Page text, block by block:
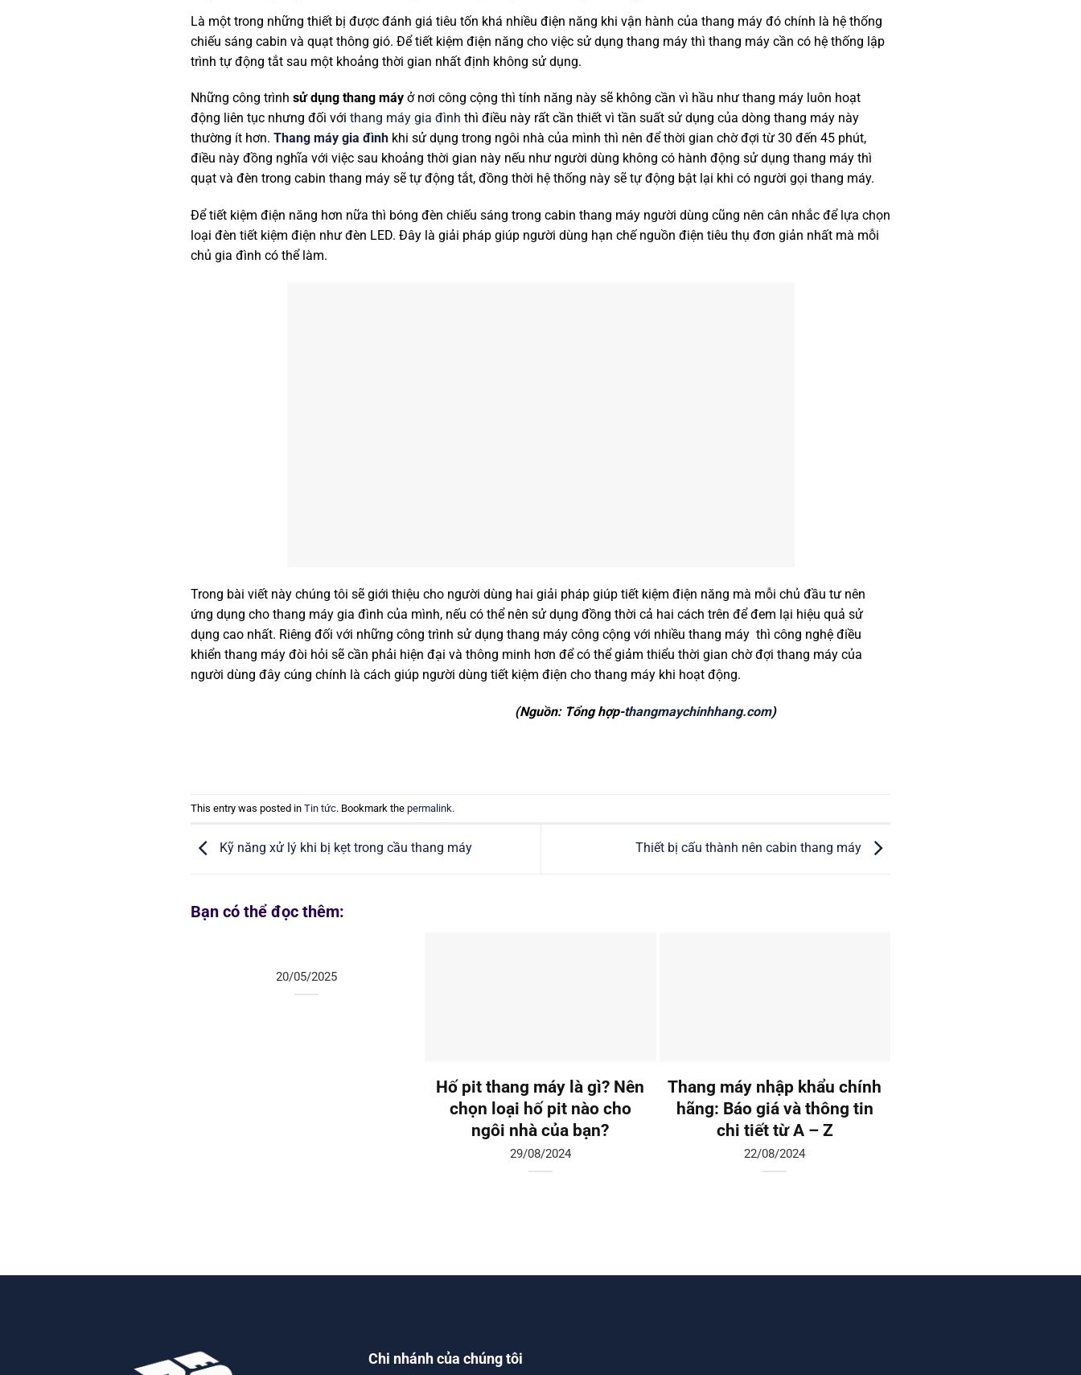
Là một trong những thiết bị được đánh giá tiêu tốn khá nhiều điện năng khi vận hành của thang máy đó chính là hệ thống
chiếu sáng cabin và quạt thông gió. Để tiết kiệm điện năng cho việc sử dụng thang máy thì thang máy cần có hệ thống lập
trình tự động tắt sau một khoảng thời gian nhất định không sử dụng.
Những công trình sử dụng thang máy ở nơi công cộng thì tính năng này sẽ không cần vì hầu như thang máy luôn hoạt
động liên tục nhưng đối với thang máy gia đình thì điều này rất cần thiết vì tần suất sử dụng của dòng thang máy này
thường ít hơn. Thang máy gia đình khi sử dụng trong ngôi nhà của mình thì nên để thời gian chờ đợi từ 30 đến 45 phút,
điều này đồng nghĩa với việc sau khoảng thời gian này nếu như người dùng không có hành động sử dụng thang máy thì
quạt và đèn trong cabin thang máy sẽ tự động tắt, đồng thời hệ thống này sẽ tự động bật lại khi có người gọi thang máy.
Để tiết kiệm điện năng hơn nữa thì bóng đèn chiếu sáng trong cabin thang máy người dùng cũng nên cân nhắc để lựa chọn
loại đèn tiết kiệm điện như đèn LED. Đây là giải pháp giúp người dùng hạn chế nguồn điện tiêu thụ đơn giản nhất mà mỗi
chủ gia đình có thể làm.
Trong bài viết này chúng tôi sẽ giới thiệu cho người dùng hai giải pháp giúp tiết kiệm điện năng mà mỗi chủ đầu tư nên
ứng dụng cho thang máy gia đình của mình, nếu có thể nên sử dụng đồng thời cả hai cách trên để đem lại hiệu quả sử
dụng cao nhất. Riêng đối với những công trình sử dụng thang máy công cộng với nhiều thang máy thì công nghệ điều
khiển thang máy đòi hỏi sẽ cần phải hiện đại và thông minh hơn để có thể giảm thiểu thời gian chờ đợi thang máy của
người dùng đây cúng chính là cách giúp người dùng tiết kiệm điện cho thang máy khi hoạt động.
(Nguồn: Tổng hợp-thangmaychinhhang.com)
This entry was posted in Tin tức. Bookmark the permalink.
Kỹ năng xử lý khi bị kẹt trong cầu thang máy Thiết bị cấu thành nên cabin thang máy
Bạn có thể đọc thêm:
20/05/2025
Hố pit thang máy là gì? Nên
chọn loại hố pit nào cho
ngôi nhà của bạn?
29/08/2024
Thang máy nhập khẩu chính
hãng: Báo giá và thông tin
chi tiết từ A – Z
22/08/2024
Chi nhánh của chúng tôi